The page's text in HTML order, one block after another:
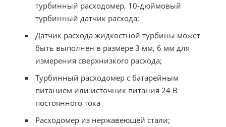
турбинный расходомер, 10-дюймовый
турбинный датчик расхода;
Датчик расхода жидкостной турбины может
быть выполнен в размере 3 мм, 6 мм для
измерения сверхнизкого расхода;
Турбинный расходомер с батарейным
питанием или источник питания 24 В
постоянного тока
Расходомер из нержавеющей стали;